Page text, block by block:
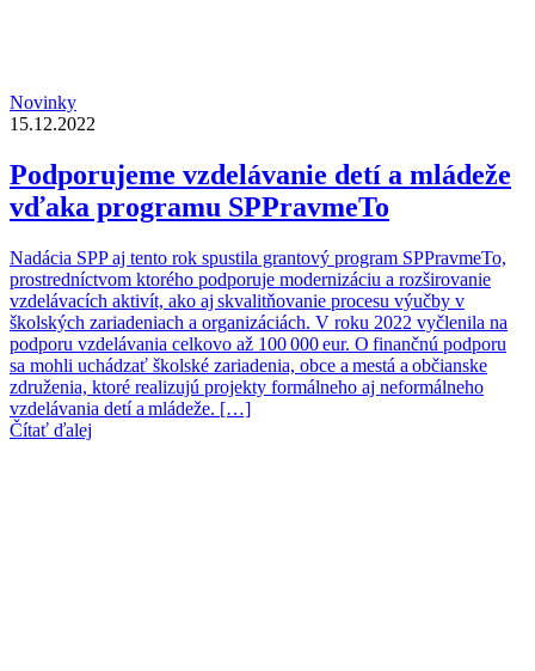
Novinky
15.12.2022
Podporujeme vzdelávanie detí a mládeže
vďaka programu SPPravmeTo
Nadácia SPP aj tento rok spustila grantový program SPPravmeTo,
prostredníctvom ktorého podporuje modernizáciu a rozširovanie
vzdelávacích aktivít, ako aj skvalitňovanie procesu výučby v
školských zariadeniach a organizáciách. V roku 2022 vyčlenila na
podporu vzdelávania celkovo až 100 000 eur. O finančnú podporu
sa mohli uchádzať školské zariadenia, obce a mestá a občianske
združenia, ktoré realizujú projekty formálneho aj neformálneho
vzdelávania detí a mládeže. […]
Čítať ďalej